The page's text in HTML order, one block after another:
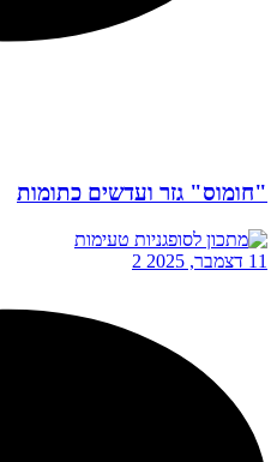
"חומוס" גזר ועדשים כתומות
11 דצמבר, 2025 2